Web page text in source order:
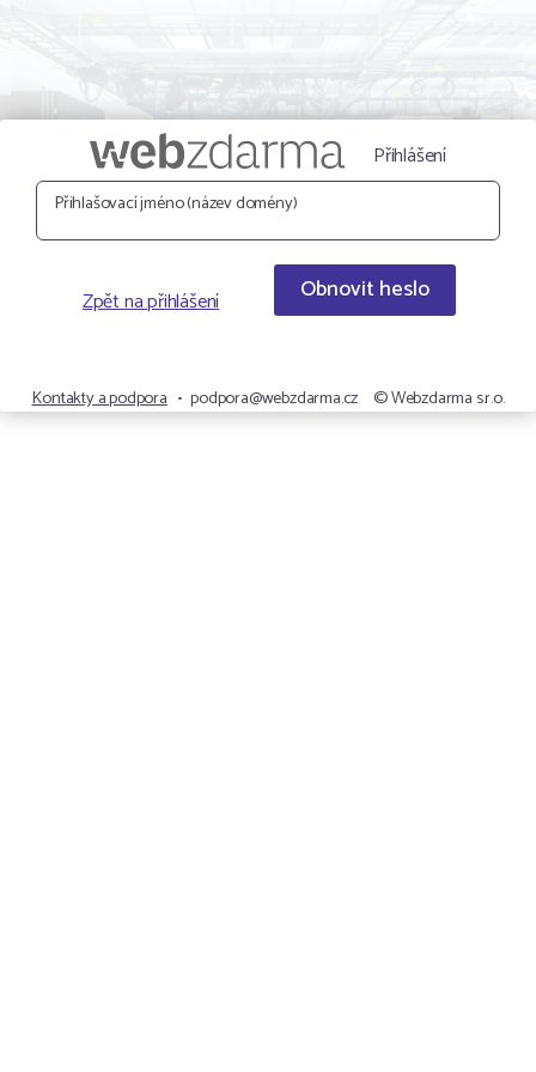
Přihlášení
Přihlašovací jméno (název domény)
Zpět na přihlášení Obnovit heslo
Kontakty a podpora • podpora@webzdarma.cz © Webzdarma s.r.o.